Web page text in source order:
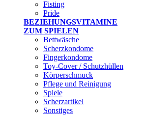
Fisting
Pride
BEZIEHUNGSVITAMINE
ZUM SPIELEN
Bettwäsche
Scherzkondome
Fingerkondome
Toy-Cover / Schutzhüllen
Körperschmuck
Pflege und Reinigung
Spiele
Scherzartikel
Sonstiges